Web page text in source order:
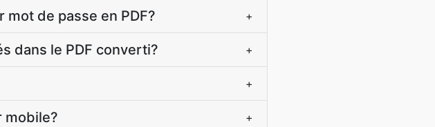
de passe en PDF? +
dans le PDF converti? +
+
mobile? +